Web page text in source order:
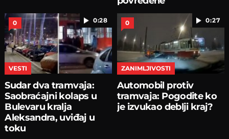
0:28
0
VESTI
Sudar dva tramvaja:
Saobraćajni kolaps u
Bulevaru kralja
Aleksandra, uviđaj u
toku
0:27
0
ZANIMLJIVOSTI
Automobil protiv
tramvaja: Pogodite ko
je izvukao deblji kraj?